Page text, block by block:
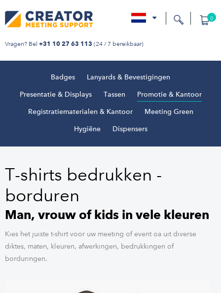
Vragen? Bel +31 10 27 63 113 (24 / 7 bereikbaar)
0
Badges Lanyards & Bevestigingen
Presentatie & Displays Tassen Promotie & Kantoor
Registratiematerialen & Kantoor Meeting Green
Hygiëne Dispensers
T-shirts bedrukken -
borduren
Man, vrouw of kids in vele kleuren
Kies het juiste t-shirt voor uw meeting of event oa uit diverse
diktes, maten, kleuren, afwerkingen, bedrukkingen of
borduringen.